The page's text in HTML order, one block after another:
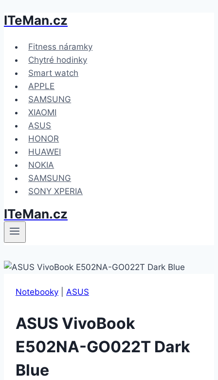
Přeskočit
obsah
ITeMan.cz
Fitness náramky
Chytré hodinky
Smart watch
APPLE
SAMSUNG
XIAOMI
ASUS
HONOR
HUAWEI
NOKIA
SAMSUNG
SONY XPERIA
ITeMan.cz
Notebooky ASUS
ASUS VivoBook
E502NA-GO022T Dark
Blue